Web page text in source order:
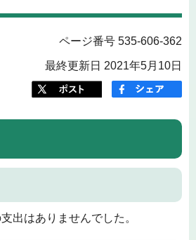
ページ番号 535-606-362
最終更新日 2021年5月10日
出はありませんでした。